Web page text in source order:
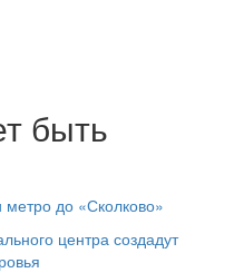
быть
до «Сколково»
центра создадут